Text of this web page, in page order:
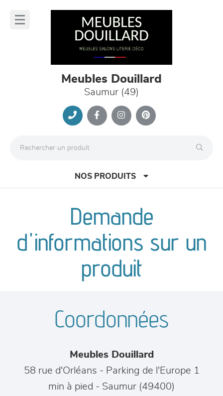
Meubles Douillard
Saumur (49)
NOS PRODUITS
canapés et fauteuils
séjours
meubles de complément
chambres et dressing
décoration
Demande
d'informations sur un
produit
Coordonnées
Meubles Douillard
58 rue d'Orléans - Parking de l'Europe 1
min à pied - Saumur (49400)